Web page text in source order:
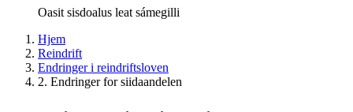
Oasit sisdoalus leat sámegilli
Hjem
Reindrift
Endringer i reindriftsloven
2. Endringer for siidaandelen